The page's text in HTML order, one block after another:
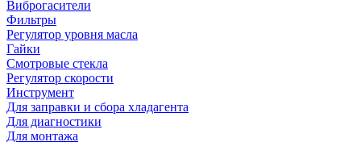
Виброгасители
Фильтры
Регулятор уровня масла
Гайки
Смотровые стекла
Регулятор скорости
Инструмент
Для заправки и сбора хладагента
Для диагностики
Для монтажа